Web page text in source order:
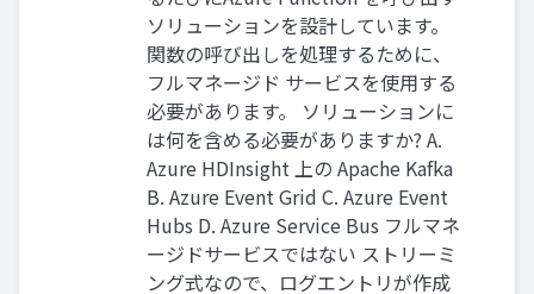
ソリューションを設計しています。
関数の呼び出しを処理するために、
フルマネージド サービスを使用する
必要があります。 ソリューションに
は何を含める必要がありますか? A.
Azure HDInsight 上の Apache Kafka
B. Azure Event Grid C. Azure Event
Hubs D. Azure Service Bus フルマネ
ージドサービスではない ストリーミ
ング式なので、ログエントリが作成